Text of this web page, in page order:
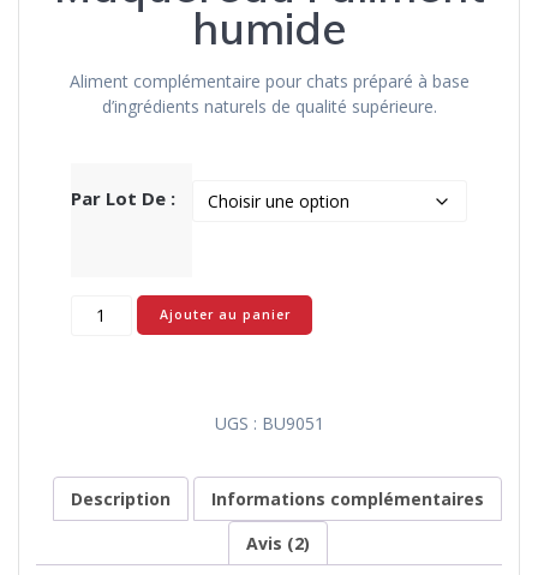
humide
Aliment complémentaire pour chats préparé à base
d’ingrédients naturels de qualité supérieure.
Par Lot De :
quantité
humide
Ajouter au panier
UGS : BU9051
Description
Informations complémentaires
Avis (2)